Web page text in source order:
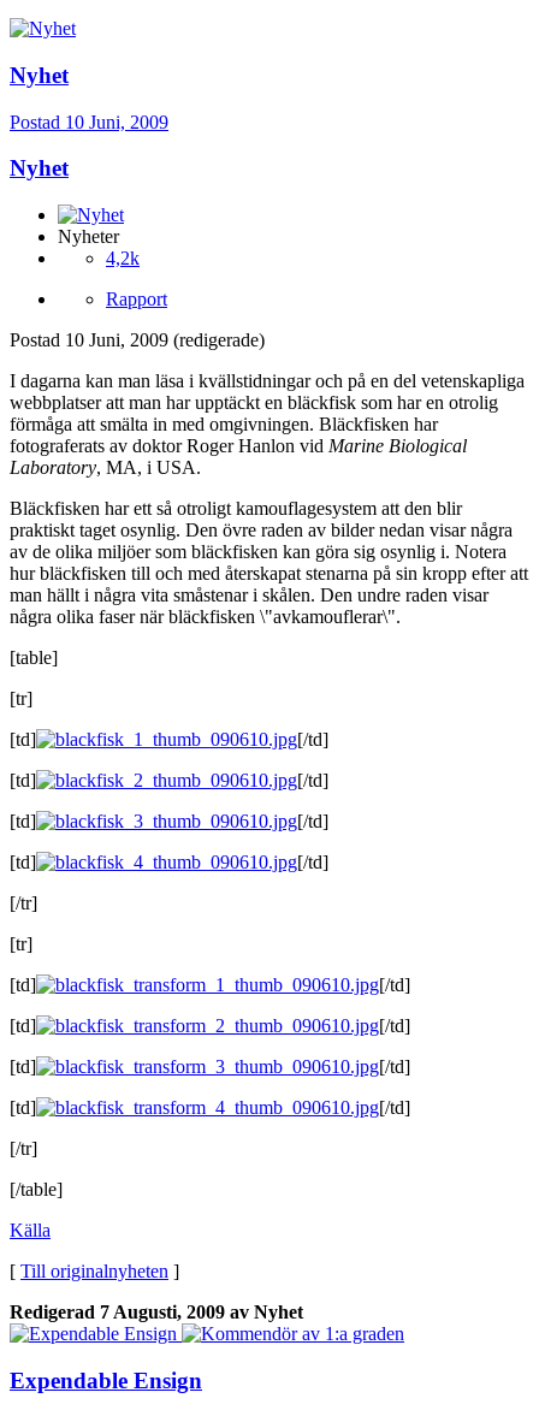
Nyhet
Postad 10 Juni, 2009
Nyhet
Nyheter
4,2k
Rapport
Postad 10 Juni, 2009 (redigerade)
I dagarna kan man läsa i kvällstidningar och på en del vetenskapliga
webbplatser att man har upptäckt en bläckfisk som har en otrolig
förmåga att smälta in med omgivningen. Bläckfisken har
fotograferats av doktor Roger Hanlon vid Marine Biological
Laboratory, MA, i USA.
Bläckfisken har ett så otroligt kamouflagesystem att den blir
praktiskt taget osynlig. Den övre raden av bilder nedan visar några
av de olika miljöer som bläckfisken kan göra sig osynlig i. Notera
hur bläckfisken till och med återskapat stenarna på sin kropp efter att
man hällt i några vita småstenar i skålen. Den undre raden visar
några olika faser när bläckfisken \"avkamouflerar\".
[table]
[tr]
[td]
[/td]
[td]
[/td]
[td]
[/td]
[td]
[/td]
[/tr]
[tr]
[td]
[/td]
[td]
[/td]
[td]
[/td]
[td]
[/td]
[/tr]
[/table]
Källa
[ Till originalnyheten ]
Redigerad 7 Augusti, 2009 av Nyhet
Expendable Ensign